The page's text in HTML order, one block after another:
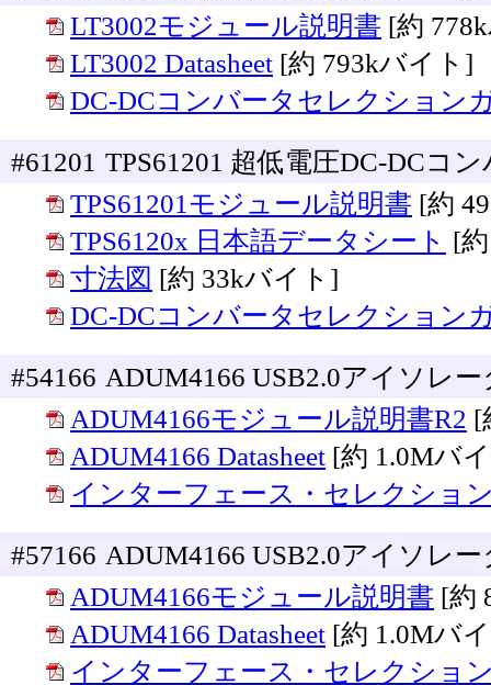
LT3002モジュール説明書 [約
LT3002 Datasheet [約 793kバイト]
DC-DCコンバータセレクション
#61201 TPS61201 超低電圧DC-DCコ
TPS61201モジュール説明書 [約
TPS6120x 日本語データシート [
寸法図 [約 33kバイト]
DC-DCコンバータセレクション
#54166 ADUM4166 USB2.0アイソレ
ADUM4166モジュール説明書R2 [
ADUM4166 Datasheet [約 1.0Mバ
インターフェース・セレクショ
#57166 ADUM4166 USB2.0アイソレ
ADUM4166モジュール説明書 [約
ADUM4166 Datasheet [約 1.0Mバ
インターフェース・セレクショ